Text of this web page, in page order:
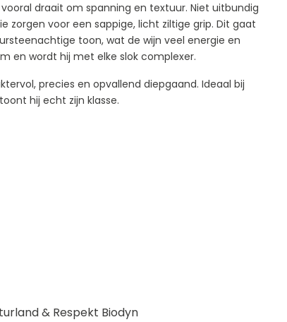
draait om spanning en textuur. Niet uitbundig
zorgen voor een sappige, licht ziltige grip. Dit gaat
toon, wat de wijn veel energie en
en wordt hij met elke slok complexer.
precies en opvallend diepgaand. Ideaal bij
hij echt zijn klasse.
& Respekt Biodyn